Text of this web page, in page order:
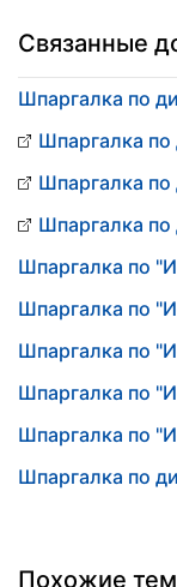
Связанные
Шпаргалка по
Шпаргалка по
Шпаргалка
Шпаргалка
Шпаргалка по
Шпаргалка по
Шпаргалка по
Шпаргалка по
Шпаргалка по
Шпаргалка по
Похожие